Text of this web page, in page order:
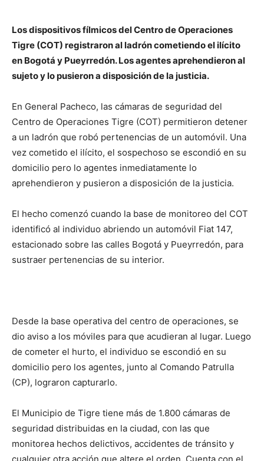
Los dispositivos fílmicos del Centro de Operaciones
Tigre (COT) registraron al ladrón cometiendo el ilícito
en Bogotá y Pueyrredón. Los agentes aprehendieron al
sujeto y lo pusieron a disposición de la justicia.
En General Pacheco, las cámaras de seguridad del
Centro de Operaciones Tigre (COT) permitieron detener
a un ladrón que robó pertenencias de un automóvil. Una
vez cometido el ilícito, el sospechoso se escondió en su
domicilio pero lo agentes inmediatamente lo
aprehendieron y pusieron a disposición de la justicia.
El hecho comenzó cuando la base de monitoreo del COT
identificó al individuo abriendo un automóvil Fiat 147,
estacionado sobre las calles Bogotá y Pueyrredón, para
sustraer pertenencias de su interior.
Desde la base operativa del centro de operaciones, se
dio aviso a los móviles para que acudieran al lugar. Luego
de cometer el hurto, el individuo se escondió en su
domicilio pero los agentes, junto al Comando Patrulla
(CP), lograron capturarlo.
El Municipio de Tigre tiene más de 1.800 cámaras de
seguridad distribuidas en la ciudad, con las que
monitorea hechos delictivos, accidentes de tránsito y